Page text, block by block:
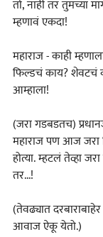
तो, नाही तर तुमच्या
म्हणावं एकदा!
महाराज - काही
फिल्डचं काय?
आम्हाला!
(जरा गडबडतच)
महाराज पण आज जरा
होत्या. म्हटलं तेव्हा
तर...!
(तेवढ्यात
आवाज ऐकू येतो.)